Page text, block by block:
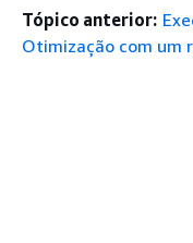
Tópico anterior:
Otimização com um